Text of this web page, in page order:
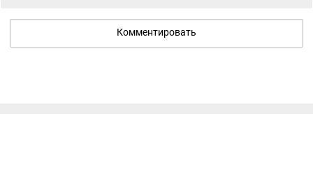
Комментировать